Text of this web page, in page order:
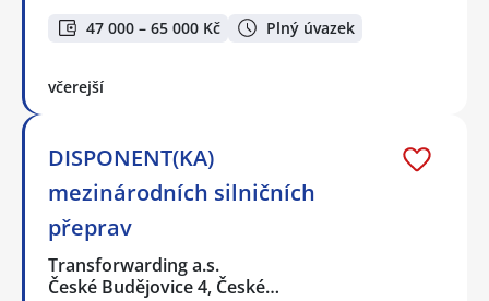
47 000 – 65 000 Kč Plný úvazek
včerejší
DISPONENT(KA)
mezinárodních silničních
přeprav
Transforwarding a.s.
České Budějovice 4, České…